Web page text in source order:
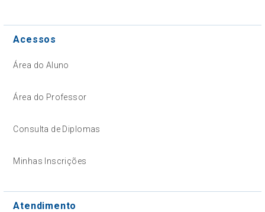
Acessos
Área do Aluno
Área do Professor
Consulta de Diplomas
Minhas Inscrições
Atendimento